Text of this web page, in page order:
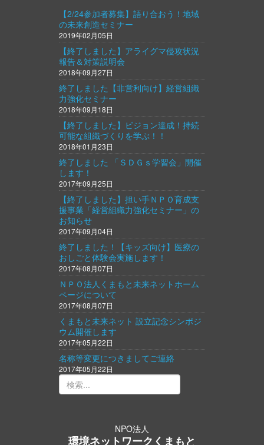
【2/24参加者募集】語り合おう！地域
の未来創造セミナー
2019年02月05日
【終了しました】アライグマ侵攻状況
報告＆対策説明会
2018年09月27日
終了しました【非営利向け】経営組織
力強化セミナー
2018年09月18日
【終了しました】ビジョン達成！持続
可能な組織づくりを学ぶ！！
2018年01月23日
終了しました 「ＳＤＧｓ学習会」開催
します！
2017年09月25日
【終了しました】担い手ＮＰＯ育成支
援事業「経営組織力強化セミナー」の
お知らせ
2017年09月04日
終了しました！【キッズ向け】医療の
おしごと体験会実施します！
2017年08月07日
ＮＰＯ法人くまもと未来ネットホーム
ページについて
2017年08月07日
くまもと未来ネット 設立記念シンポジ
ウム開催します
2017年05月22日
名称等変更につきましてご連絡
2017年05月22日
NPO法人
環境ネットワークくまもと